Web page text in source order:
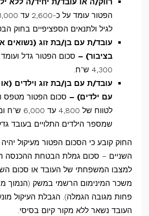
לגיל ולתנאים הספציפיים בחוק
עובד/ת עם בן/בת זוג (נשואים
בציבור) –
4,300 ש"ח.
עובד/ת עם בן/בת זוג וילדים (או
עם ילדים) – סכום הפטור מטפס
לטווח של
שמספר הילדים התלויים בעובד
החוק קובע כי הסכום הפטור מעיקול
השניים – סכום גמלת הבטחת ההכנסה
משכר המינימום הרשמי במשק (הנמוך
פחות מגובה הגמלה). הגבלת העיקול
העובד נשאר ללא מקור קיום בסיסי.